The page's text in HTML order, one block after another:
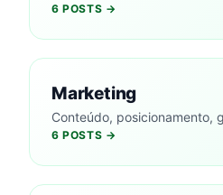
6 POSTS →
Marketing
Conteúdo, posicionamento,
6 POSTS →